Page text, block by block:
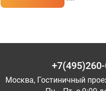
Москва, Гостиничный